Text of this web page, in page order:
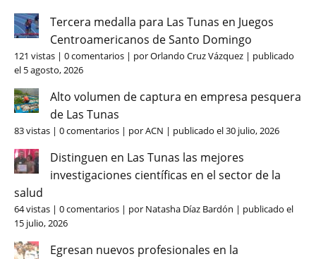
Tercera medalla para Las Tunas en Juegos
Centroamericanos de Santo Domingo
121 vistas | 0 comentarios | porOrlando Cruz Vázquez | publicado
el 5 agosto, 2026
Alto volumen de captura en empresa pesquera
de Las Tunas
83 vistas | 0 comentarios | porACN | publicado el 30 julio, 2026
Distinguen en Las Tunas las mejores
investigaciones científicas en el sector de la
salud
64 vistas | 0 comentarios | por Natasha Díaz Bardón | publicado el
15 julio, 2026
Egresan nuevos profesionales en la